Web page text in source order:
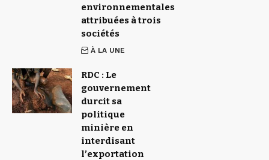
environnementales
attribuées à trois
sociétés
À LA UNE
RDC : Le
gouvernement
durcit sa
politique
minière en
interdisant
l’exportation